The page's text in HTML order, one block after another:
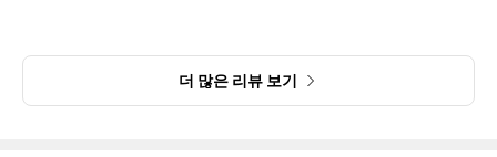
더 많은 리뷰 보기